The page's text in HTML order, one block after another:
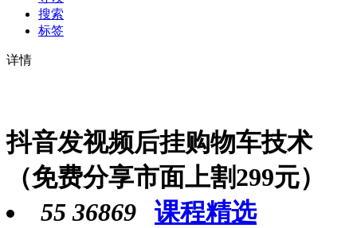
搜索
标签
详情
抖音发视频后挂购物车技术
（免费分享市面上割299元）
55 36869 课程精选